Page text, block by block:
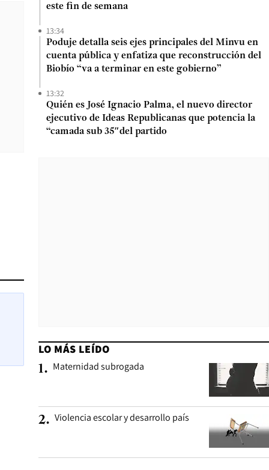
este fin de semana
13:34
Poduje detalla seis ejes principales del Minvu en
cuenta pública y enfatiza que reconstrucción del
Biobío “va a terminar en este gobierno”
13:32
Quién es José Ignacio Palma, el nuevo director
ejecutivo de Ideas Republicanas que potencia la
“camada sub 35″del partido
LO MÁS LEÍDO
1. Maternidad subrogada
2. Violencia escolar y desarrollo país